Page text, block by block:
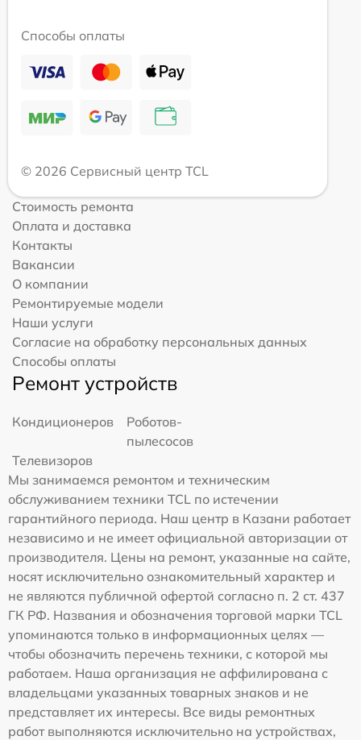
Способы оплаты
© 2026 Сервисный центр TCL
Стоимость ремонта
Оплата и доставка
Контакты
Вакансии
О компании
Ремонтируемые модели
Наши услуги
Согласие на обработку персональных данных
Способы оплаты
Ремонт устройств
Кондиционеров
Роботов-
пылесосов
Телевизоров
Мы занимаемся ремонтом и техническим
обслуживанием техники TCL по истечении
гарантийного периода. Наш центр в Казани работает
независимо и не имеет официальной авторизации от
производителя. Цены на ремонт, указанные на сайте,
носят исключительно ознакомительный характер и
не являются публичной офертой согласно п. 2 ст. 437
ГК РФ. Названия и обозначения торговой марки TCL
упоминаются только в информационных целях —
чтобы обозначить перечень техники, с которой мы
работаем. Наша организация не аффилирована с
владельцами указанных товарных знаков и не
представляет их интересы. Все виды ремонтных
работ выполняются исключительно на устройствах,